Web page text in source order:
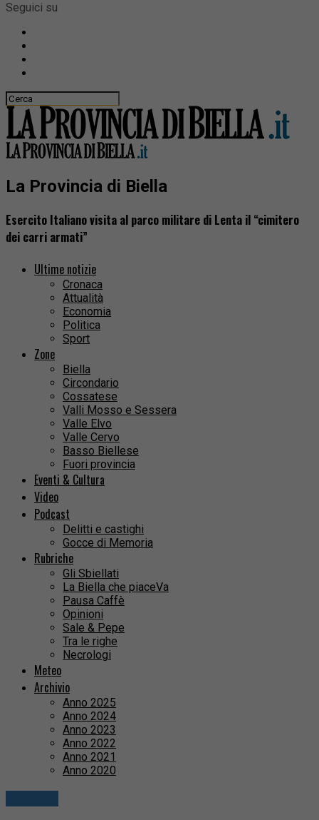
Seguici su
La Provincia di Biella
Esercito Italiano visita al parco militare di Lenta il “cimitero
dei carri armati”
Ultime notizie
Cronaca
Attualità
Economia
Politica
Sport
Zone
Biella
Circondario
Cossatese
Valli Mosso e Sessera
Valle Elvo
Valle Cervo
Basso Biellese
Fuori provincia
Eventi & Cultura
Video
Podcast
Delitti e castighi
Gocce di Memoria
Rubriche
Gli Sbiellati
La Biella che piaceVa
Pausa Caffè
Opinioni
Sale & Pepe
Tra le righe
Necrologi
Meteo
Archivio
Anno 2025
Anno 2024
Anno 2023
Anno 2022
Anno 2021
Anno 2020